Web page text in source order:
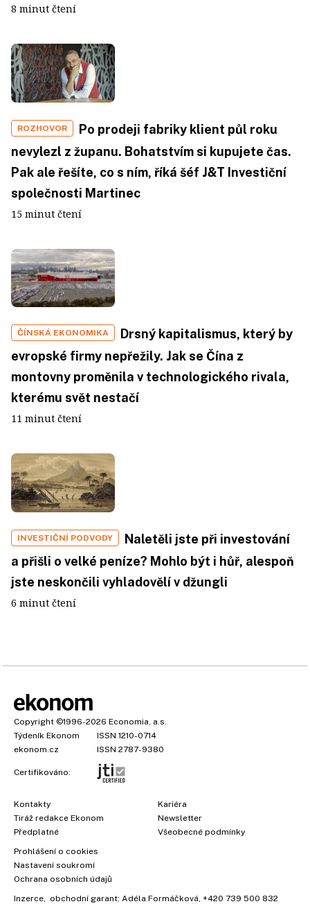
8 minut čtení
ROZHOVOR
Po prodeji fabriky klient půl roku
nevylezl z županu. Bohatstvím si kupujete čas.
Pak ale řešíte, co s ním, říká šéf J&T Investiční
společnosti Martinec
15 minut čtení
ČÍNSKÁ EKONOMIKA
Drsný kapitalismus, který by
evropské firmy nepřežily. Jak se Čína z
montovny proměnila v technologického rivala,
kterému svět nestačí
11 minut čtení
INVESTIČNÍ PODVODY
Naletěli jste při investování
a přišli o velké peníze? Mohlo být i hůř, alespoň
jste neskončili vyhladovělí v džungli
6 minut čtení
Copyright ©1996-2026 Economia, a.s.
Týdeník Ekonom
ISSN 1210-0714
ekonom.cz
ISSN 2787-9380
Certifikováno:
Kontakty
Tiráž redakce Ekonom
Předplatné
Kariéra
Newsletter
Všeobecné podmínky
Prohlášení o cookies
Nastavení soukromí
Ochrana osobních údajů
Inzerce , obchodní garant: Adéla Formáčková +420 739 500 832